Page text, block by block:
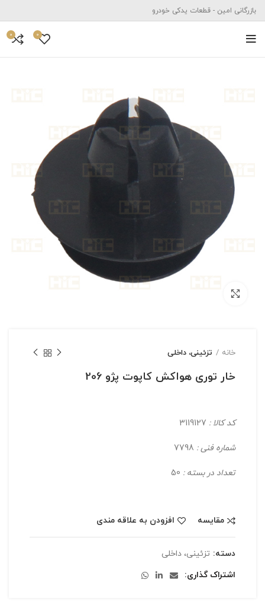
بازرگانی امین - قطعات یدکی خودرو
0
0
خانه تزئینی، داخلی
خار توری هواکش کاپوت پژو 206
کد کالا :
شماره فنی :
تعداد در بسته :
مقایسه افزودن به علاقه مندی
دسته: تزئینی، داخلی
اشتراک گذاری